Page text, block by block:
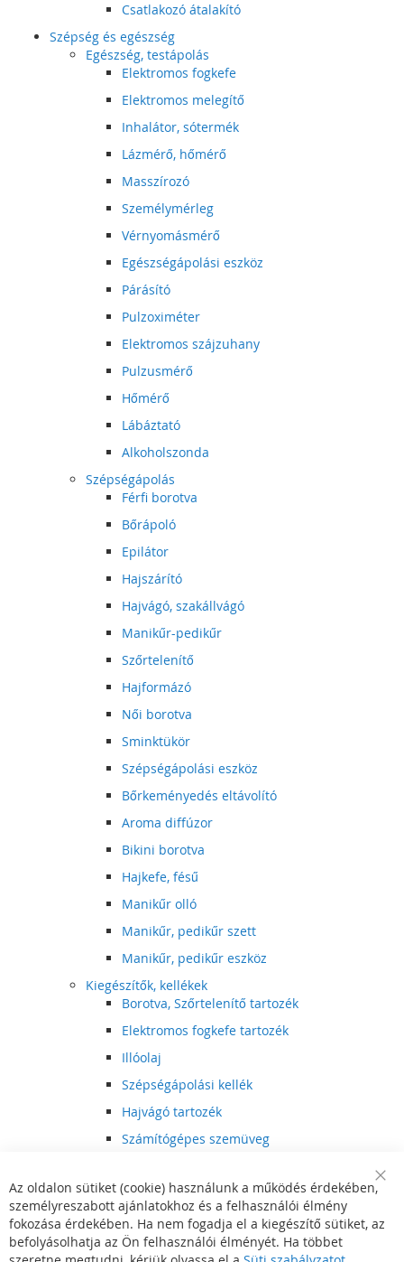
Csatlakozó átalakító
Szépség és egészség
Egészség, testápolás
Elektromos fogkefe
Elektromos melegítő
Inhalátor, sótermék
Lázmérő, hőmérő
Masszírozó
Személymérleg
Vérnyomásmérő
Egészségápolási eszköz
Párásító
Pulzoximéter
Elektromos szájzuhany
Pulzusmérő
Hőmérő
Lábáztató
Alkoholszonda
Szépségápolás
Férfi borotva
Bőrápoló
Epilátor
Hajszárító
Hajvágó, szakállvágó
Manikűr-pedikűr
Szőrtelenítő
Hajformázó
Női borotva
Sminktükör
Szépségápolási eszköz
Bőrkeményedés eltávolító
Aroma diffúzor
Bikini borotva
Hajkefe, fésű
Manikűr olló
Manikűr, pedikűr szett
Manikűr, pedikűr eszköz
Kiegészítők, kellékek
Borotva, Szőrtelenítő tartozék
Elektromos fogkefe tartozék
Illóolaj
Szépségápolási kellék
Hajvágó tartozék
Számítógépes szemüveg
Hajvágó kiegészítő
Szórakoztató elektronika
Multimédia
DVD, BluRay lejátszó
Bar
Az oldalon sütiket (cookie) használunk a működés érdekében,
személyreszabott ajánlatokhoz és a felhasználói élmény
fokozása érdekében. Ha nem fogadja el a kiegészítő sütiket, az
befolyásolhatja az Ön felhasználói élményét. Ha többet